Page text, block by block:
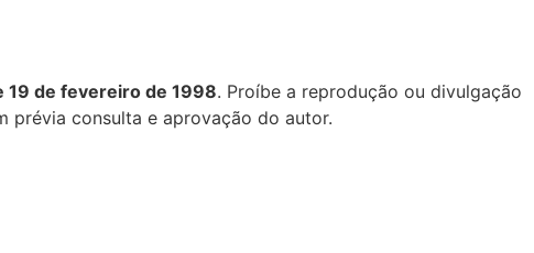
19 de fevereiro de 1998. Proíbe a reprodução ou divulgação
prévia consulta e aprovação do autor.